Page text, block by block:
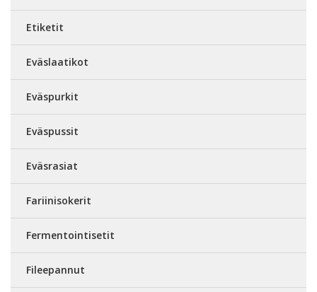
Etiketit
Eväslaatikot
Eväspurkit
Eväspussit
Eväsrasiat
Fariinisokerit
Fermentointisetit
Fileepannut